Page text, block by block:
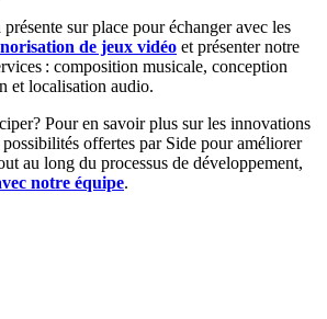
sur place pour échanger avec les
de jeux vidéo et présenter notre
: composition musicale, conception
et localisation audio.
Pour en savoir plus sur les innovations
offertes par Side pour améliorer
au long du processus de développement,
notre équipe.